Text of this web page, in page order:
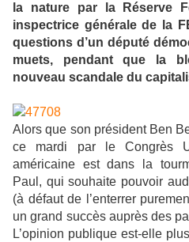
la nature par la Réserve
inspectrice générale de la
questions d’un député
muets, pendant que la
nouveau scandale du
Alors que son président Ben
ce mardi par le Congrès
américaine est dans la
Paul, qui souhaite pouvoir
(à défaut de l’enterrer
un grand succès auprès des
L’opinion publique est-elle